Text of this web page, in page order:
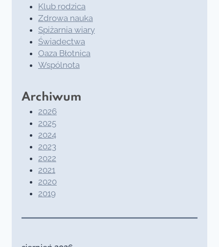
Klub rodzica
Zdrowa nauka
Spiżarnia wiary
Świadectwa
Oaza Błotnica
Wspólnota
Archiwum
2026
2025
2024
2023
2022
2021
2020
2019